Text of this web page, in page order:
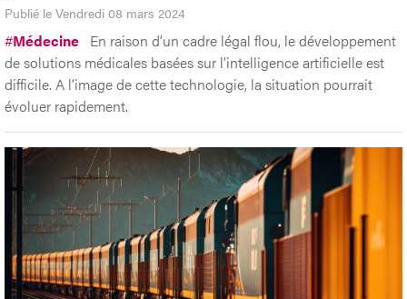
Publié le Vendredi 08 mars 2024
#Médecine En raison d’un cadre légal flou, le développement
de solutions médicales basées sur l’intelligence artificielle est
difficile. A l’image de cette technologie, la situation pourrait
évoluer rapidement.